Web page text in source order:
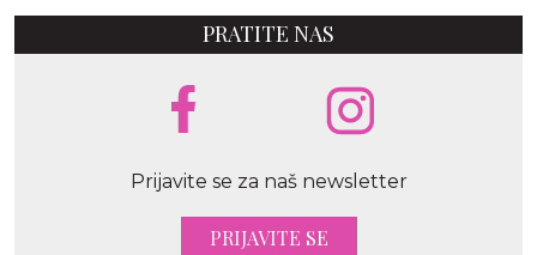
PRATITE NAS
Prijavite se za naš newsletter
PRIJAVITE SE